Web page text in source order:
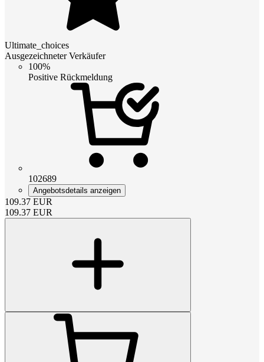
Ultimate_choices
Ausgezeichneter Verkäufer
100%
Positive Rückmeldung
102689
Angebotsdetails anzeigen
109.37 EUR
109.37 EUR